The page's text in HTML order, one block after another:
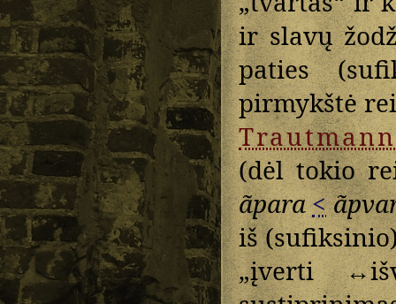
ir slavų
paties
pirmykštė
Trautmann
(dėl tokio
ãpara<
iš
„įverti